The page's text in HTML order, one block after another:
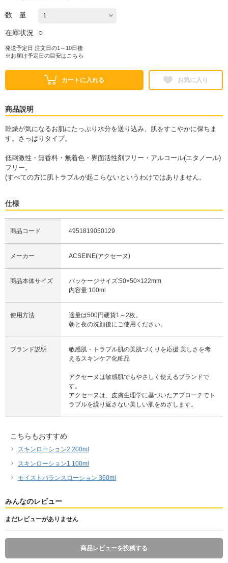
数 量
在庫状況 ○
発送予定日 注文日の1～10日後
※お届け予定日の目安は こちら
カートに入れる お気に入り
商品説明
乾燥が気になるお肌にたっぷり水分を送り込み、肌をすこやかに保ちま
す。さっぱりタイプ。
低刺激性・無香料・無着色・界面活性剤フリー・アルコール(エタノール)
フリー。
(すべての方に肌トラブルが起こらないというわけではありません。
仕様
商品コード 4951819050129
メーカー ACSEINE(アクセーヌ)
商品本体サイズ
パッケージサイズ:50×50×122mm
内容量:100ml
使用方法
適量は500円硬貨1～2枚。
朝と夜の洗顔後にご使用ください。
ブランド説明
敏感肌・トラブル肌の美肌づくりを応援 美しさを考
えるスキンケア化粧品
アクセーヌは敏感肌でもやさしく使えるブランドで
す。
アクセーヌは、皮膚生理学に基づいたアプローチでト
ラブルを繰り返さない美しい肌をめざします。
こちらもおすすめ
スキンローション2 200ml
スキンローション1 100ml
モイストバランスローション 360ml
みんなのレビュー
まだレビューがありません
商品レビューを投稿する